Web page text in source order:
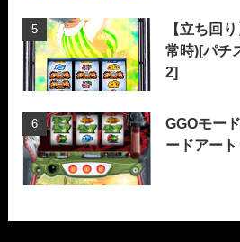
【立ち回
常時)[パチ
2]
GGOモー
ードアー